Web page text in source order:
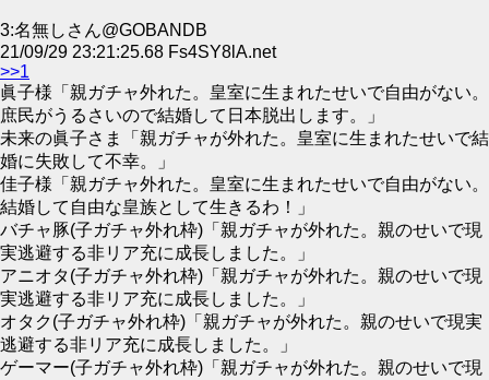
3:名無しさん@GOBANDB
21/09/29 23:21:25.68 Fs4SY8lA.net
>>1
眞子様「親ガチャ外れた。皇室に生まれたせいで自由がない。
庶民がうるさいので結婚して日本脱出します。」
未来の眞子さま「親ガチャが外れた。皇室に生まれたせいで結
婚に失敗して不幸。」
佳子様「親ガチャ外れた。皇室に生まれたせいで自由がない。
結婚して自由な皇族として生きるわ！」
バチャ豚(子ガチャ外れ枠)「親ガチャが外れた。親のせいで現
実逃避する非リア充に成長しました。」
アニオタ(子ガチャ外れ枠)「親ガチャが外れた。親のせいで現
実逃避する非リア充に成長しました。」
オタク(子ガチャ外れ枠)「親ガチャが外れた。親のせいで現実
逃避する非リア充に成長しました。」
ゲーマー(子ガチャ外れ枠)「親ガチャが外れた。親のせいで現